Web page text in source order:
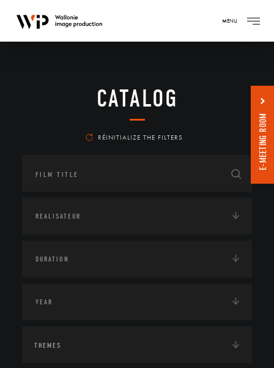
MENU
CATALOG
RÉINITIALIZE THE FILTERS
THEMES
E-MEETING ROOM